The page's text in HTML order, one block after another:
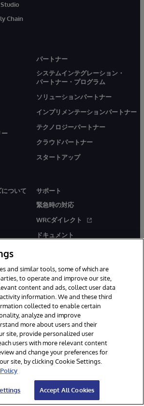
Chain
ー
パートナー
システムインテグレーション・
パートナー・プログラム
ソリューションパートナー
インプリメンテーションパートナー
テクノロジーパートナー
クラウドパートナー
スタートアップ
ついて
サポート
緊急時の対応
WRCダイレクト
ドキュメント
Corporation, Boston, MA. All Rights
プライバシーステートメント
セシビリティ
and similar tools, some of which are
to operate and improve our site,
content and ads, collect user data
information. We and these third
collected to enable certain
analyze and improve
more about users and their
site, provide personalized user
users with more relevant content
and change your preferences for
site, by clicking Cookie Settings.
Accept All Cookies